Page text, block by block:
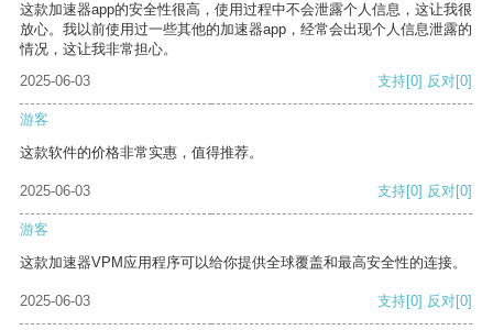
这款加速器app的安全性很高，使用过程中不会泄露个人信息，这让我很
放心。我以前使用过一些其他的加速器app，经常会出现个人信息泄露的
情况，这让我非常担心。
2025-06-03
支持[0] 反对[0]
游客
这款软件的价格非常实惠，值得推荐。
2025-06-03 支持[0] 反对[0]
游客
这款加速器VPM应用程序可以给你提供全球覆盖和最高安全性的连接。
2025-06-03 支持[0] 反对[0]